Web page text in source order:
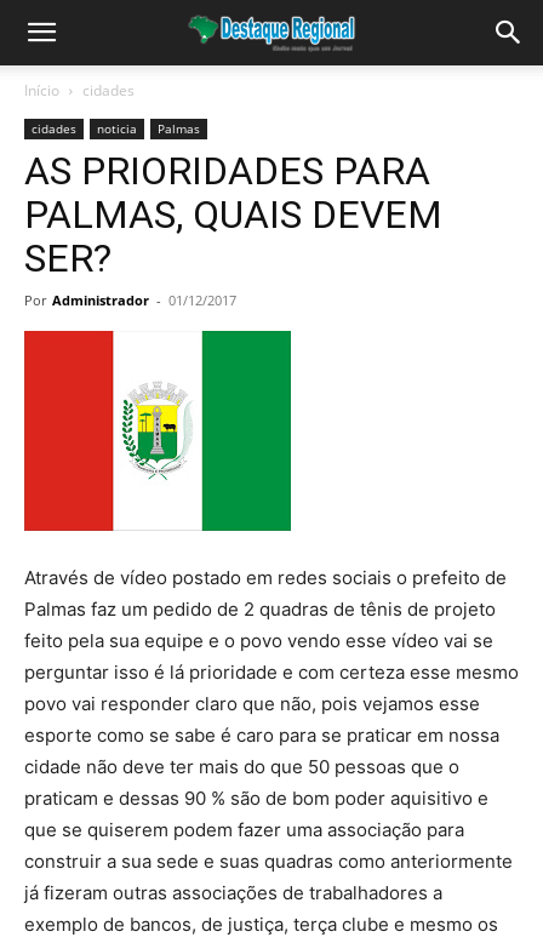
Início cidades
cidades noticia Palmas
AS PRIORIDADES PARA
PALMAS, QUAIS DEVEM
SER?
Por Administrador - 01/12/2017
Através de vídeo postado em redes sociais o prefeito de
Palmas faz um pedido de 2 quadras de tênis de projeto
feito pela sua equipe e o povo vendo esse vídeo vai se
perguntar isso é lá prioridade e com certeza esse mesmo
povo vai responder claro que não, pois vejamos esse
esporte como se sabe é caro para se praticar em nossa
cidade não deve ter mais do que 50 pessoas que o
praticam e dessas 90 % são de bom poder aquisitivo e
que se quiserem podem fazer uma associação para
construir a sua sede e suas quadras como anteriormente
já fizeram outras associações de trabalhadores a
exemplo de bancos, de justiça, terça clube e mesmo os